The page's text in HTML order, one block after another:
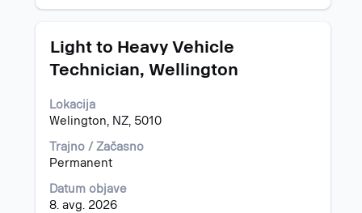
mestu.
Naziv
Light to Heavy Vehicle
Technician, Wellington
Lokacija
Welington, NZ, 5010
Trajno / Začasno
Permanent
Datum objave
8. avg. 2026
Izberite
preslednico,
vidite
celotno
vsebino
podatkov
delovnem
mestu.